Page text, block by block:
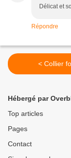
Délicat et
Répondre
< Collier
Hébergé par
Top articles
Pages
Contact